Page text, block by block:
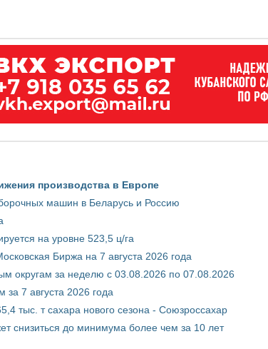
производства в Европе
машин в Беларусь и Россию
на уровне 523,5 ц/га
Биржа на 7 августа 2026 года
за неделю с 03.08.2026 по 07.08.2026
7 августа 2026 года
тыс. т сахара нового сезона - Союзроссахар
снизиться до минимума более чем за 10 лет